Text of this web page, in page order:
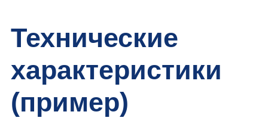
Технические
характеристики
(пример)